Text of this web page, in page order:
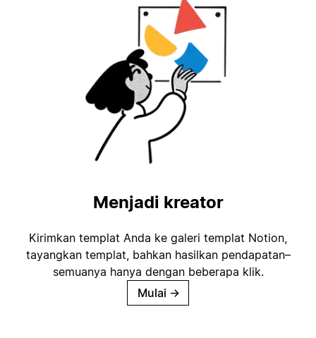
Menjadi kreator
Kirimkan templat Anda ke galeri templat Notion,
tayangkan templat, bahkan hasilkan pendapatan–
semuanya hanya dengan beberapa klik.
Mulai →